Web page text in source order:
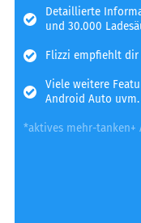
Detaillierte
und 30.000
Flizzi empfiehlt
Viele weitere
Android Auto uvm.
*aktives mehr-tanken+